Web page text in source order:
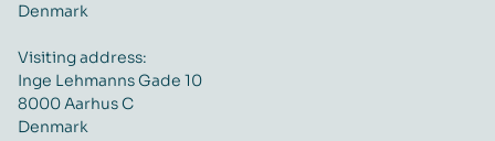
Denmark
Visiting address:
Inge Lehmanns Gade 10
8000 Aarhus C
Denmark